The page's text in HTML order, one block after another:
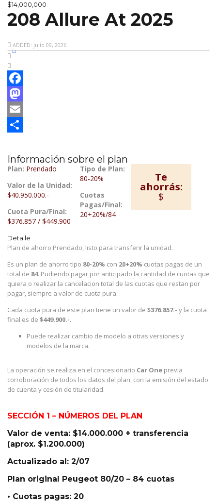
$14,000,000
208 Allure At 2025
ADDED: julio 09, 2026
Facebook
Mastodon
Email
Información sobre el plan
Plan: Prendado
Valor de la Unidad:
$40.950.000.-
Cuota Pura/Final:
$376.857 / $449.900
Tipo de Plan:
80-20%
Cuotas
Pagas/Final:
20+20%/84
Te
ahorrás:
$
Detalle
Plan de ahorro Prendado, listo para transferir la unidad.
Es un plan de ahorro tipo 80-20% con 20+20% cuotas pagas de un
total de 84. Pudiendo pagar por anticipado la cantidad de cuotas que
quiera o realizar la cancelacion total de las cuotas que restan por
pagar, siempre a valor de cuota pura.
Cada cuota pura de este plan tiene un valor de $376.857.- y la cuota
final es de $449.900.-.
Puede realizar cambio de modelo a otras versiones y
modelos de la marca.
La operación se realiza en el concesionario Car One previa
corroboración de todos los datos del plan, con la emisión del estado
de cuenta y cesión de titularidad.
SECCIÓN 1 – NÚMEROS DEL PLAN
Valor de venta: $14.000.000 + transferencia
(aprox. $1.200.000)
Actualizado al: 2/07
Plan original Peugeot 80/20 – 84 cuotas
• Cuotas pagas: 20